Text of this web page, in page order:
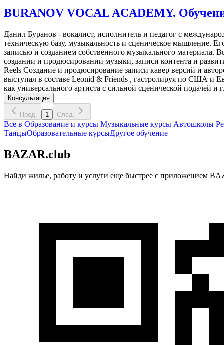
BURANOV VOCAL ACADEMY.
Данил Буранов - вокалист, исполнитель и педагог с
техническую базу, музыкальность и сценическое мышление.
записью и созданием собственного музыкального материала.
создании и продюсировании музыки, записи контента и
Reels Создание и продюсирование записи кавер версий и
выступал в составе Leonid & Friends , гастролируя по США и
как универсального артиста с сильной сценической подачей
Консультация
Пред. 1 След.
Все в Образование и курсы Музыкальные курсы Автошколы
ТанцыОбразовательные курсыДругое обучение
BAZAR.club
Найди жилье, работу и услуги еще быстрее с приложением